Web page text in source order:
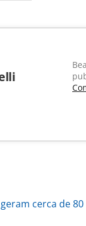
cerca de